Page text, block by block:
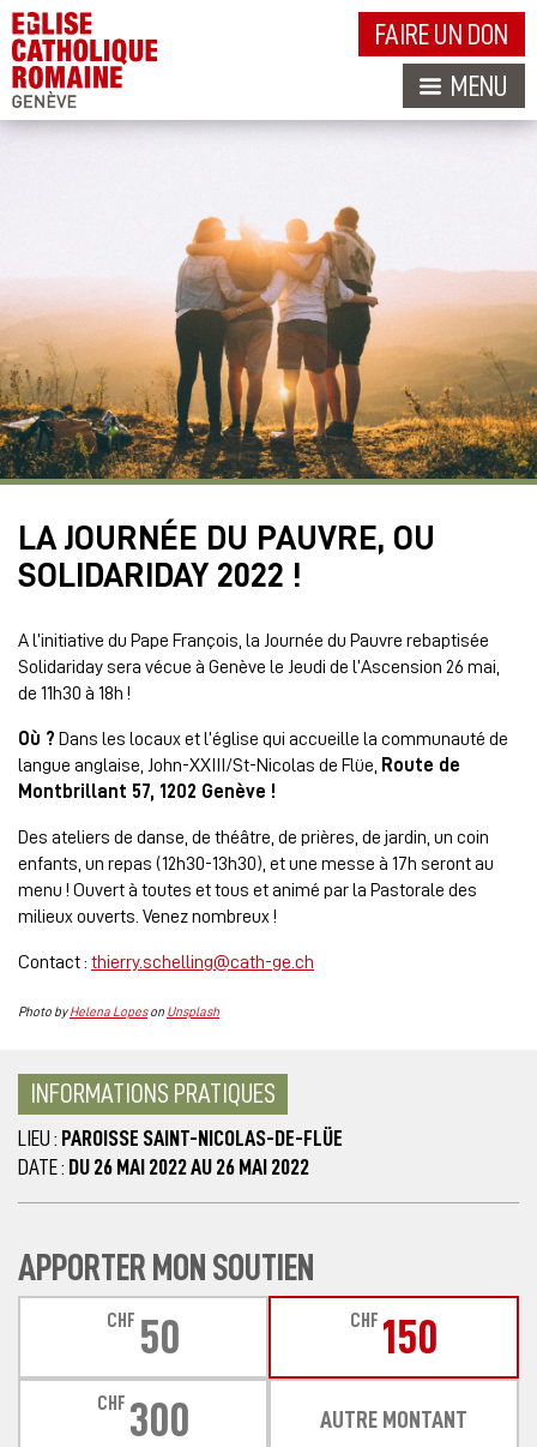
FAIRE UN DON
MENU
LA JOURNÉE DU PAUVRE, OU
SOLIDARIDAY 2022 !
A l’initiative du Pape François, la Journée du Pauvre rebaptisée
Solidariday sera vécue à Genève le Jeudi de l’Ascension 26 mai,
de 11h30 à 18h !
Où ? Dans les locaux et l’église qui accueille la communauté de
langue anglaise, John-XXIII/St-Nicolas de Flüe, Route de
Montbrillant 57, 1202 Genève !
Des ateliers de danse, de théâtre, de prières, de jardin, un coin
enfants, un repas (12h30-13h30), et une messe à 17h seront au
menu ! Ouvert à toutes et tous et animé par la Pastorale des
milieux ouverts. Venez nombreux !
Contact : thierry.schelling@cath-ge.ch
Photo byHelena Lopeson Unsplash
INFORMATIONS PRATIQUES
LIEU : PAROISSE SAINT-NICOLAS-DE-FLÜE
DATE : DU 26 MAI 2022 AU 26 MAI 2022
APPORTER MON SOUTIEN
CHF 50 CHF 150
CHF 300 AUTRE MONTANT